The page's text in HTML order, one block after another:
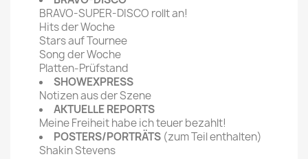
BRAVO-SUPER-DISCO rollt an!
Hits der Woche
Stars auf Tournee
Song der Woche
Platten-Prüfstand
SHOWEXPRESS
Notizen aus der Szene
AKTUELLE REPORTS
Meine Freiheit habe ich teuer bezahlt!
POSTERS/PORTRÄTS (zum Teil enthalten)
Shakin Stevens